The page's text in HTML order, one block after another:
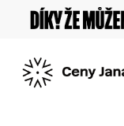
content